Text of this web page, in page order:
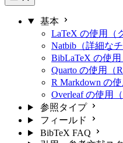
基本
LaTeX の使用（
Natbib（詳細な
BibLaTeX の使
Quarto の使用（
R Markdown の
Overleaf の使用
参照タイプ
フィールド
BibTeX FAQ